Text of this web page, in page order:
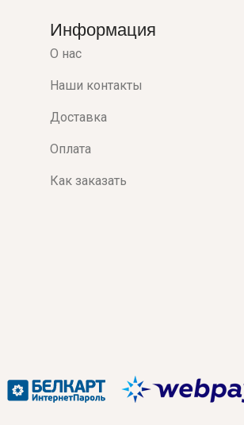
Информация
О нас
Наши контакты
Доставка
Оплата
Как заказать